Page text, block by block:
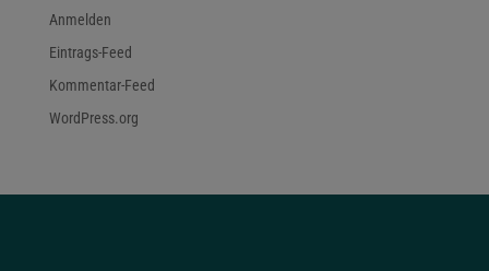
Anmelden
Eintrags-Feed
Kommentar-Feed
WordPress.org